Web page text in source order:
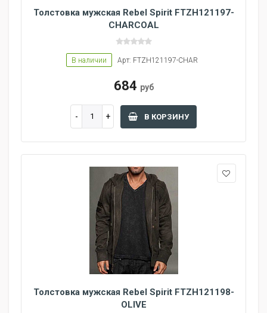
Толстовка мужская Rebel Spirit FTZH121197-
CHARCOAL
В наличии Арт: FTZH121197-CHAR
684 руб
В КОРЗИНУ
Толстовка мужская Rebel Spirit FTZH121198-
OLIVE